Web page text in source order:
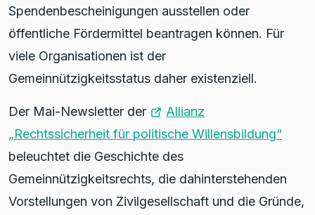
Spendenbescheinigungen ausstellen oder
öffentliche Fördermittel beantragen können. Für
viele Organisationen ist der
Gemeinnützigkeitsstatus daher existenziell.
Der Mai-Newsletter der
Allianz
„Rechtssicherheit für politische Willensbildung“
beleuchtet die Geschichte des
Gemeinnützigkeitsrechts, die dahinterstehenden
Vorstellungen von Zivilgesellschaft und die Gründe,